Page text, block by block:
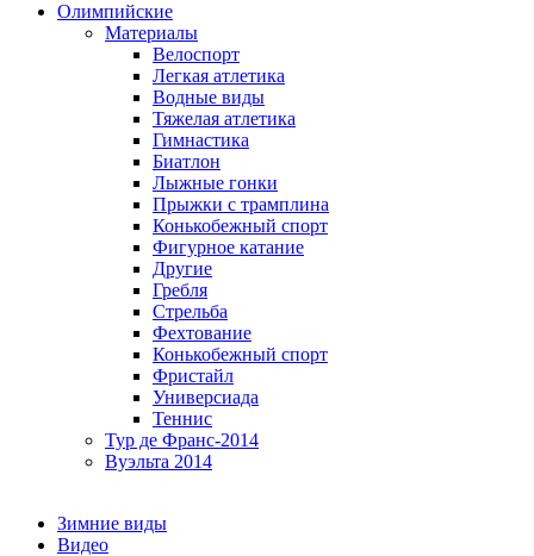
Олимпийские
Материалы
Велоспорт
Легкая атлетика
Водные виды
Тяжелая атлетика
Гимнастика
Биатлон
Лыжные гонки
Прыжки с трамплина
Конькобежный спорт
Фигурное катание
Другие
Гребля
Стрельба
Фехтование
Конькобежный спорт
Фристайл
Универсиада
Теннис
Тур де Франс-2014
Вуэльта 2014
Зимние виды
Видео